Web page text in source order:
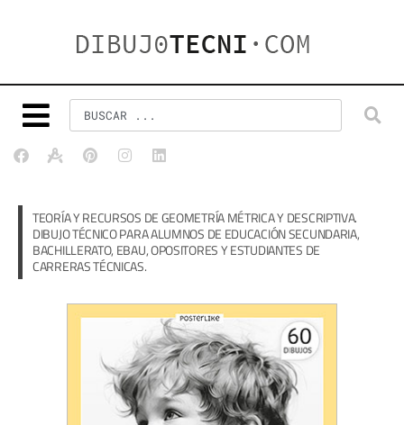
TEORÍA Y RECURSOS DE GEOMETRÍA MÉTRICA Y DESCRIPTIVA.
DIBUJO TÉCNICO PARA ALUMNOS DE EDUCACIÓN SECUNDARIA,
BACHILLERATO, EBAU, OPOSITORES Y ESTUDIANTES DE
CARRERAS TÉCNICAS.